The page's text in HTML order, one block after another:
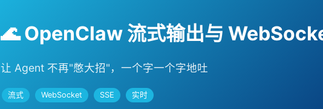
🌊 OpenClaw 流式输出与
让 Agent 不再"憋大招"，一个字一个字地吐
流式 WebSocket SSE 实时